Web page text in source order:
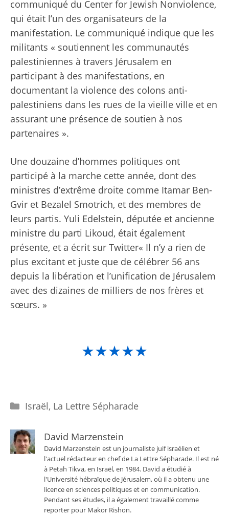
communiqué du Center for Jewish Nonviolence,
qui était l’un des organisateurs de la
manifestation. Le communiqué indique que les
militants « soutiennent les communautés
palestiniennes à travers Jérusalem en
participant à des manifestations, en
documentant la violence des colons anti-
palestiniens dans les rues de la vieille ville et en
assurant une présence de soutien à nos
partenaires ».
Une douzaine d’hommes politiques ont
participé à la marche cette année, dont des
ministres d’extrême droite comme Itamar Ben-
Gvir et Bezalel Smotrich, et des membres de
leurs partis. Yuli Edelstein, députée et ancienne
ministre du parti Likoud, était également
présente, et a écrit sur Twitter« Il n’y a rien de
plus excitant et juste que de célébrer 56 ans
depuis la libération et l’unification de Jérusalem
avec des dizaines de milliers de nos frères et
sœurs. »
★★★★★
Catégories
Israël, La Lettre Sépharade
David Marzenstein
David Marzenstein est un journaliste juif israélien et
l'actuel rédacteur en chef de La Lettre Sépharade. Il est né
à Petah Tikva, en Israël, en 1984. David a étudié à
l'Université hébraïque de Jérusalem, où il a obtenu une
licence en sciences politiques et en communication.
Pendant ses études, il a également travaillé comme
reporter pour Makor Rishon.